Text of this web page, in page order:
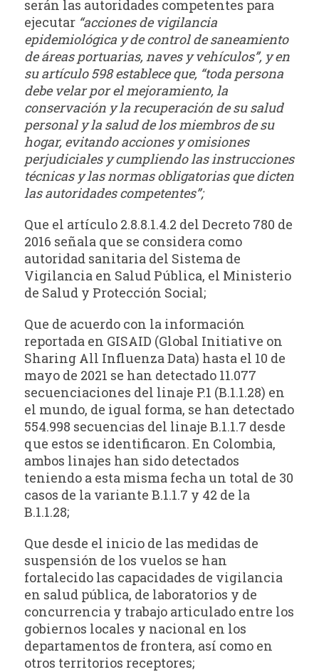
serán las autoridades competentes para
ejecutar “acciones de vigilancia
epidemiológica y de control de saneamiento
de áreas portuarias, naves y vehículos”, y en
su artículo 598 establece que, “toda persona
debe velar por el mejoramiento, la
conservación y la recuperación de su salud
personal y la salud de los miembros de su
hogar, evitando acciones y omisiones
perjudiciales y cumpliendo las instrucciones
técnicas y las normas obligatorias que dicten
las autoridades competentes”;
Que el artículo 2.8.8.1.4.2 del Decreto 780 de
2016 señala que se considera como
autoridad sanitaria del Sistema de
Vigilancia en Salud Pública, el Ministerio
de Salud y Protección Social;
Que de acuerdo con la información
reportada en GISAID (Global Initiative on
Sharing All Influenza Data) hasta el 10 de
mayo de 2021 se han detectado 11.077
secuenciaciones del linaje P.1 (B.1.1.28) en
el mundo, de igual forma, se han detectado
554.998 secuencias del linaje B.1.1.7 desde
que estos se identificaron. En Colombia,
ambos linajes han sido detectados
teniendo a esta misma fecha un total de 30
casos de la variante B.1.1.7 y 42 de la
B.1.1.28;
Que desde el inicio de las medidas de
suspensión de los vuelos se han
fortalecido las capacidades de vigilancia
en salud pública, de laboratorios y de
concurrencia y trabajo articulado entre los
gobiernos locales y nacional en los
departamentos de frontera, así como en
otros territorios receptores;